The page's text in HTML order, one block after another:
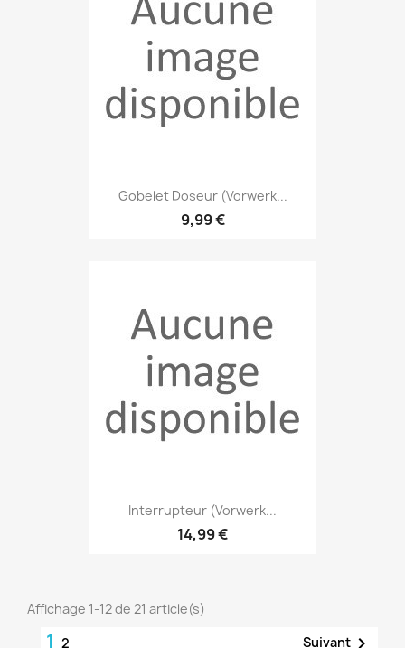
Gobelet Doseur (Vorwerk...
9,99 €
Interrupteur (Vorwerk...
14,99 €
Affichage 1-12 de 21 article(s)
1 2 Suivant 